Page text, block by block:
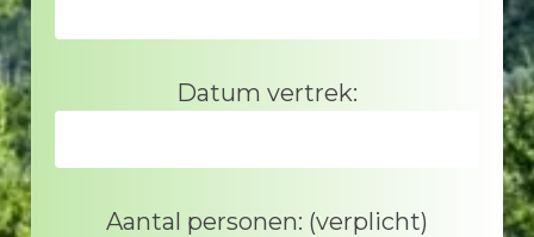
Datum vertrek:
Aantal personen: (verplicht)